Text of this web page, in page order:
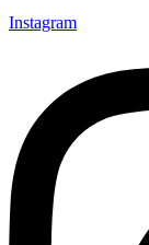
Instagram